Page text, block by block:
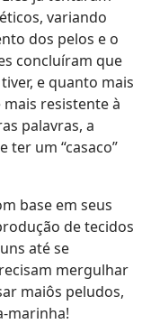
variando
dos pelos e o
concluíram que
e quanto mais
resistente à
palavras, a
um “casaco”
base em seus
de tecidos
até se
mergulhar
maiôs peludos,
marinha!